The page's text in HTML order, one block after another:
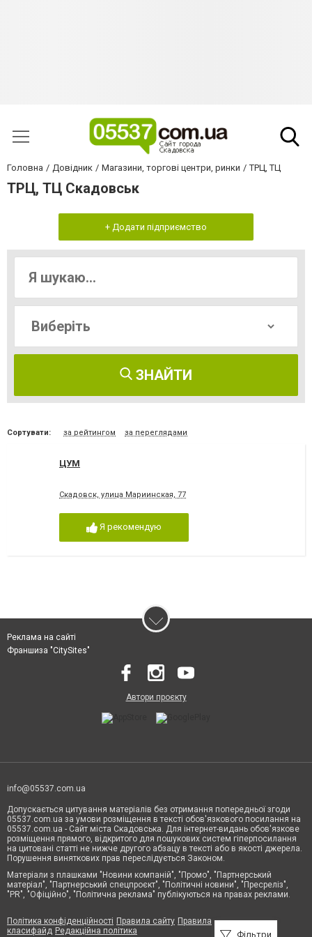
Головна Довідник Магазини, торгові центри, ринки ТРЦ, ТЦ
ТРЦ, ТЦ Скадовськ
+ Додати підприємство
ЗНАЙТИ
Сортувати: за рейтингом за переглядами
ЦУМ
Скадовск, улица Мариинская, 77
Я рекомендую
Фільтри
Реклама на сайті
Франшиза "CitySites"
Автори проєкту
info@05537.com.ua
Допускається цитування матеріалів без отримання попередньої згоди
05537.com.ua за умови розміщення в тексті обов'язкового посилання на
05537.com.ua - Сайт міста Скадовська. Для інтернет-видань обов'язкове
розміщення прямого, відкритого для пошукових систем гіперпосилання
на цитовані статті не нижче другого абзацу в тексті або в якості джерела.
Порушення виняткових прав переслідується Законом.
Матеріали з плашками "Новини компаній", "Промо", "Партнерський
матеріал", "Партнерський спецпроєкт", "Політичні новини", "Пресреліз",
"PR", "Офіційно", "Політична реклама" публікуються на правах реклами.
Політика конфіденційності Правила сайту Правила
класифайд Редакційна політика